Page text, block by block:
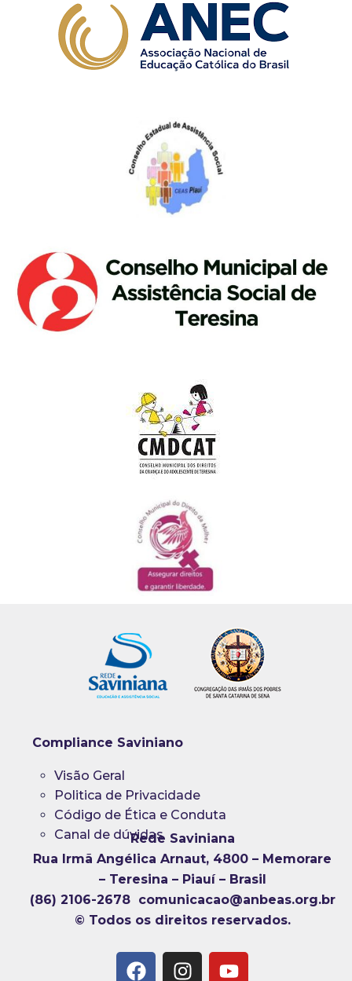
Compliance Saviniano
Visão Geral
Politica de Privacidade
Código de Ética e Conduta
Canal de dúvidasRede Saviniana
Rua Irmã Angélica Arnaut, 4800 – Memorare
– Teresina – Piauí – Brasil
(86) 2106-2678 comunicacao@anbeas.org.br
© Todos os direitos reservados.